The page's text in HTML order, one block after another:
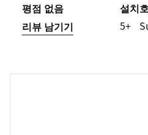
평점 없음
리뷰 남기기
설치
5+